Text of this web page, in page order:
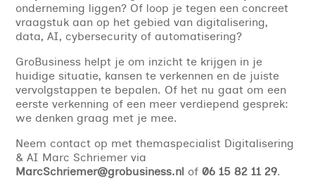
onderneming liggen? Of loop je tegen een concreet
vraagstuk aan op het gebied van digitalisering,
data, AI, cybersecurity of automatisering?
GroBusiness helpt je om inzicht te krijgen in je
huidige situatie, kansen te verkennen en de juiste
vervolgstappen te bepalen. Of het nu gaat om een
eerste verkenning of een meer verdiepend gesprek:
we denken graag met je mee.
Neem contact op met themaspecialist Digitalisering
& AI Marc Schriemer via
MarcSchriemer@grobusiness.nl
of06 15 82 11 29.